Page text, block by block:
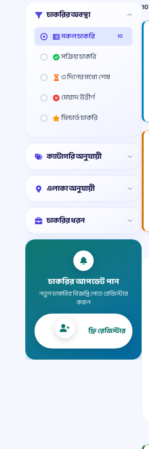
চাকরির অবস্থা
সকল চাকরি 10
সক্রিয় চাকরি
৩ দিনের মধ্যে শেষ
মেয়াদ উত্তীর্ণ
ফিচার্ড চাকরি
ক্যাটাগরি অনুযায়ী
এলাকা অনুযায়ী
চাকরির ধরন
চাকরির আপডেট পান
নতুন চাকরির বিজ্ঞপ্তি পেতে রেজিস্টার
করুন
ফ্রি রেজিস্টার
10